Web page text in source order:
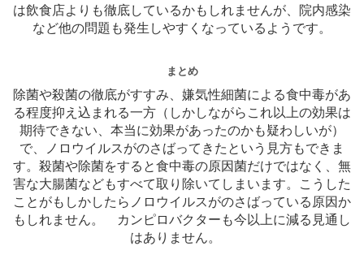
は飲食店よりも徹底しているかもしれませんが、院内感染
など他の問題も発生しやすくなっているようです。
まとめ
除菌や殺菌の徹底がすすみ、嫌気性細菌による食中毒があ
る程度抑え込まれる一方（しかしながらこれ以上の効果は
期待できない、本当に効果があったのかも疑わしいが）
で、ノロウイルスがのさばってきたという見方もできま
す。殺菌や除菌をすると食中毒の原因菌だけではなく、無
害な大腸菌などもすべて取り除いてしまいます。こうした
ことがもしかしたらノロウイルスがのさばっている原因か
もしれません。 カンピロバクターも今以上に減る見通し
はありません。